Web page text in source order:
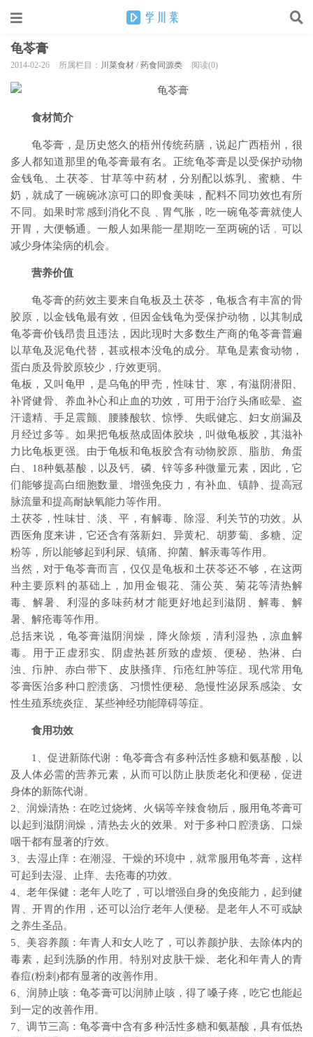
龟苓膏
2014-02-26 所属栏目： 川菜食材 / 药食同源类 阅读(0)
食材简介
龟苓膏，是历史悠久的梧州传统药膳，说起广西梧州，很
多人都知道那里的龟苓膏最有名。正统龟苓膏是以受保护动物
金钱龟、土茯苓、甘草等中药材，分别配以炼乳、蜜糖、牛
奶，就成了一碗碗冰凉可口的即食美味，配料不同功效也有所
不同。如果时常感到消化不良﹑胃气胀，吃一碗龟苓膏就使人
开胃，大便畅通。一般人如果能一星期吃一至两碗的话﹐可以
减少身体染病的机会。
营养价值
龟苓膏的药效主要来自龟板及土茯苓，龟板含有丰富的骨
胶原，以金钱龟最有效，但因金钱龟为受保护动物，以其制成
龟苓膏价钱昂贵且违法，因此现时大多数生产商的龟苓膏普遍
以草龟及泥龟代替，甚或根本没龟的成分。草龟是素食动物，
蛋白质及骨胶原较少，疗效更弱。
龟板，又叫龟甲，是乌龟的甲壳，性味甘、寒，有滋阴潜阳、
补肾健骨、养血补心和止血的功效，可用于治疗头痛眩晕、盗
汗遗精、手足震颤、腰膝酸软、惊悸、失眠健忘、妇女崩漏及
月经过多等。如果把龟板熬成固体胶块，叫做龟板胶，其滋补
力比龟板更强。由于龟板和龟板胶含有动物胶原、脂肪、角蛋
白、18种氨基酸，以及钙、磷、锌等多种微量元素，因此，它
们能够提高白细胞数量、增强免疫力，有补血、镇静、提高冠
脉流量和提高耐缺氧能力等作用。
土茯苓，性味甘、淡、平，有解毒、除湿、利关节的功效。从
西医角度来讲，它还含有落新妇、异黄杞、胡萝蔔、多糖、淀
粉等，所以能够起到利尿、镇痛、抑菌、解汞毒等作用。
当然，对于龟苓膏而言，仅仅是龟板和土茯苓还不够，在这两
种主要原料的基础上，加用金银花、蒲公英、菊花等清热解
毒、解暑、利湿的多味药材才能更好地起到滋阴、解毒、解
暑、解疮毒等作用。
总括来说，龟苓膏滋阴润燥，降火除烦，清利湿热，凉血解
毒。用于正虚邪实、阴虚热甚所致的虚烦、便秘、热淋、白
浊、疖肿、赤白带下、皮肤搔痒、疖疮红肿等症。现代常用龟
苓膏医治多种口腔溃疡、习惯性便秘、急慢性泌尿系感染、女
性生殖系统炎症、某些神经功能障碍等症。
食用功效
1、促进新陈代谢：龟苓膏含有多种活性多糖和氨基酸，以
及人体必需的营养元素，从而可以防止肤质老化和便秘，促进
身体的新陈代谢。
2、润燥清热：在吃过烧烤、火锅等辛辣食物后，服用龟芩膏可
以起到滋阴润燥，清热去火的效果。对于多种口腔溃疡、口燥
咽干都有显著的疗效。
3、去湿止痒：在潮湿、干燥的环境中，就常服用龟芩膏，这样
可起到去湿、止痒、去疮毒的功效。
4、老年保健：老年人吃了，可以增强自身的免疫能力，起到健
胃、开胃的作用，还可以治疗老年人便秘。是老年人不可或缺
之养生圣品。
5、美容养颜：年青人和女人吃了，可以养颜护肤、去除体内的
毒素，起到洗肠的作用。特别对皮肤干燥、老化和年青人的青
春痘(粉刺)都有显著的改善作用。
6、润肺止咳：龟苓膏可以润肺止咳，得了嗓子疼，吃它也能起
到一定的改善作用。
7、调节三高：龟苓膏中含有多种活性多糖和氨基酸，具有低热